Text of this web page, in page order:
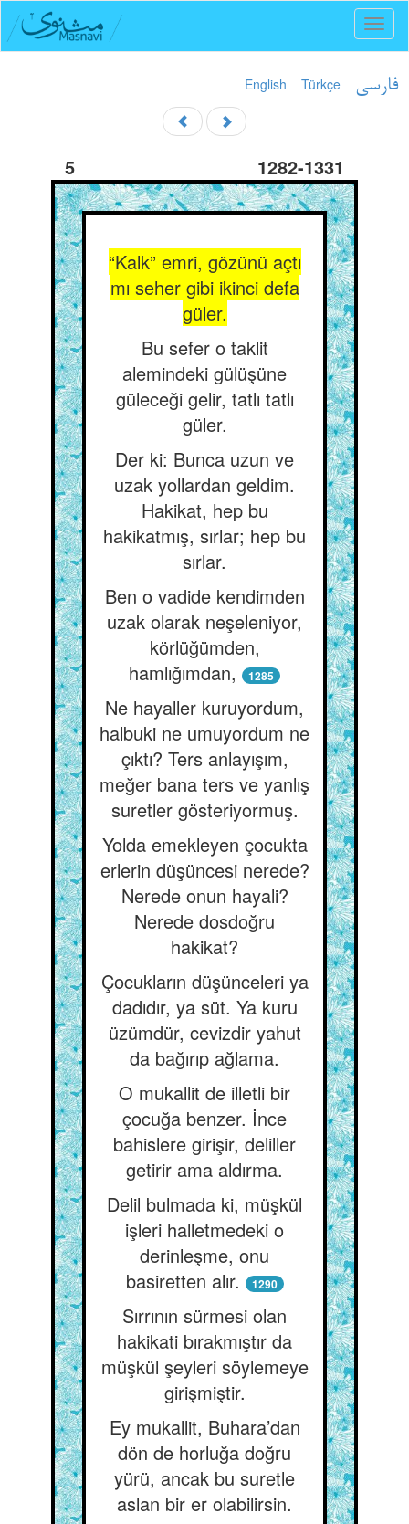
English Türkçe فارسی
5 1282-1331
“Kalk” emri, gözünü açtı
mı seher gibi ikinci defa
güler.
Bu sefer o taklit
alemindeki gülüşüne
güleceği gelir, tatlı tatlı
güler.
Der ki: Bunca uzun ve
uzak yollardan geldim.
Hakikat, hep bu
hakikatmış, sırlar; hep bu
sırlar.
Ben o vadide kendimden
uzak olarak neşeleniyor,
körlüğümden,
hamlığımdan,
1285
Ne hayaller kuruyordum,
halbuki ne umuyordum ne
çıktı? Ters anlayışım,
meğer bana ters ve yanlış
suretler gösteriyormuş.
Yolda emekleyen çocukta
erlerin düşüncesi nerede?
Nerede onun hayali?
Nerede dosdoğru
hakikat?
Çocukların düşünceleri ya
dadıdır, ya süt. Ya kuru
üzümdür, cevizdir yahut
da bağırıp ağlama.
O mukallit de illetli bir
çocuğa benzer. İnce
bahislere girişir, deliller
getirir ama aldırma.
Delil bulmada ki, müşkül
işleri halletmedeki o
derinleşme, onu
basiretten alır.
1290
Sırrının sürmesi olan
hakikati bırakmıştır da
müşkül şeyleri söylemeye
girişmiştir.
Ey mukallit, Buhara’dan
dön de horluğa doğru
yürü, ancak bu suretle
aslan bir er olabilirsin.